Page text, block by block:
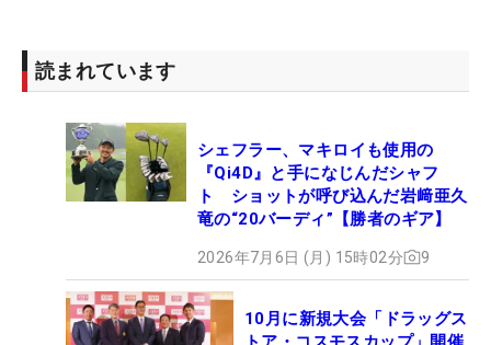
初シードを獲得。3季連続シードを保持し続けてい
るが、2位2回が最高。中日クラウンズでは初日単独
首位で出たが、2日目以降に伸び悩んで24位タイフ
ィニッシュ。
ショットが悪くなったわけではなく、流れをつかめ
っ込めなくなってくるし、パターも打てなくなって
くる」という経験をした。「2日目以降は、どんど
ん伸ばしていくような思いで。ボギーを打ってもそ
読まれています
シェフラー、マキロイも使用の
『Qi4D』と手になじんだシャフ
ト ショットが呼び込んだ岩﨑亜久
竜の“20バーディ”【勝者のギア】
2026年7月6日 (月) 15時02分 9
10月に新規大会「ドラッグス